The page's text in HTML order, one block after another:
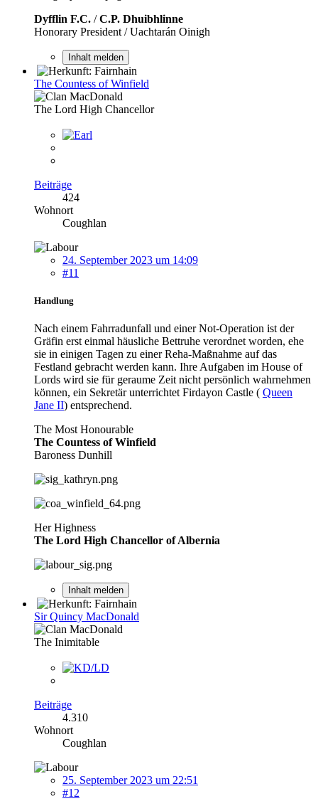
Dyfflin F.C. /C.P. Dhuibhlinne
Honorary President / Uachtarán Oinigh
Inhalt melden
The Countess of Winfield
The Lord High Chancellor
Beiträge
424
Wohnort
Coughlan
24. September 2023 um 14:09
#11
Handlung
Nach einem Fahrradunfall und einer Not-Operation ist der
Gräfin erst einmal häusliche Bettruhe verordnet worden, ehe
sie in einigen Tagen zu einer Reha-Maßnahme auf das
Festland gebracht werden kann. Ihre Aufgaben im House of
Lords wird sie für geraume Zeit nicht persönlich wahrnehmen
können, ein Sekretär unterrichtet Firdayon Castle ( Queen
Jane II) entsprechend.
The Most Honourable
The Countess of Winfield
Baroness Dunhill
Her Highness
The Lord High Chancellor of Albernia
Inhalt melden
Sir Quincy MacDonald
The Inimitable
Beiträge
4.310
Wohnort
Coughlan
25. September 2023 um 22:51
#12